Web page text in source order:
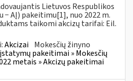
Lietuvos Respublikos
AĮ) pakeitimu[1], nuo 2022 m.
taikomi akcizų tarifai: Eil.
Akcizai Mokesčių žinyno
pakeitimai » Mokesčių
metais » Akcizų pakeitimai